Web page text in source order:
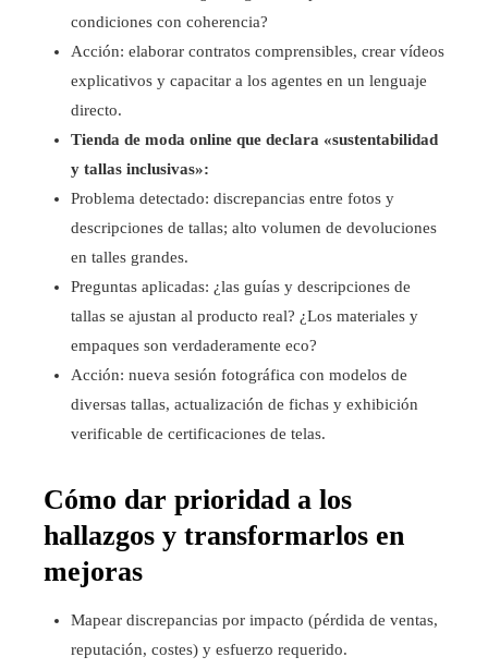
condiciones con coherencia?
Acción: elaborar contratos comprensibles, crear vídeos
explicativos y capacitar a los agentes en un lenguaje
directo.
Tienda de moda online que declara «sustentabilidad
y tallas inclusivas»:
Problema detectado: discrepancias entre fotos y
descripciones de tallas; alto volumen de devoluciones
en talles grandes.
Preguntas aplicadas: ¿las guías y descripciones de
tallas se ajustan al producto real? ¿Los materiales y
empaques son verdaderamente eco?
Acción: nueva sesión fotográfica con modelos de
diversas tallas, actualización de fichas y exhibición
verificable de certificaciones de telas.
Cómo dar prioridad a los
hallazgos y transformarlos en
mejoras
Mapear discrepancias por impacto (pérdida de ventas,
reputación, costes) y esfuerzo requerido.